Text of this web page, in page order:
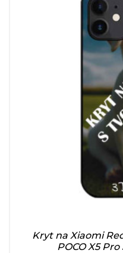
Kryt na Xiaomi
POCO X5